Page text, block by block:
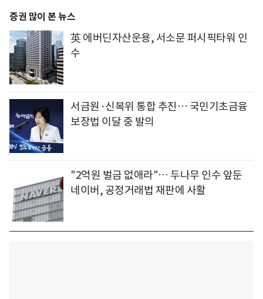
증권 많이 본 뉴스
英 에버딘자산운용, 서소문 퍼시픽타워 인
수
서금원·신복위 통합 추진… 국민기초금융
보장법 이달 중 발의
"2억원 벌금 없애라"… 두나무 인수 앞둔
네이버, 공정거래법 재판에 사활